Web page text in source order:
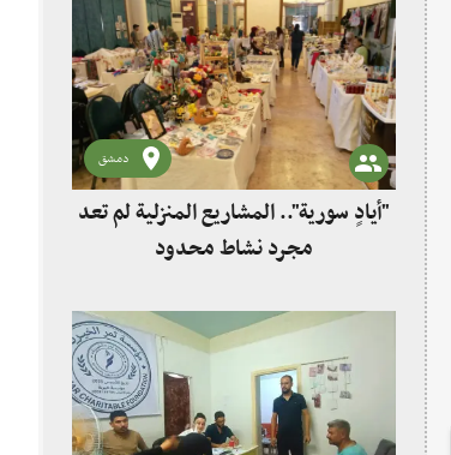
دمشق
"أيادٍ سورية".. المشاريع المنزلية لم تعد
مجرد نشاط محدود